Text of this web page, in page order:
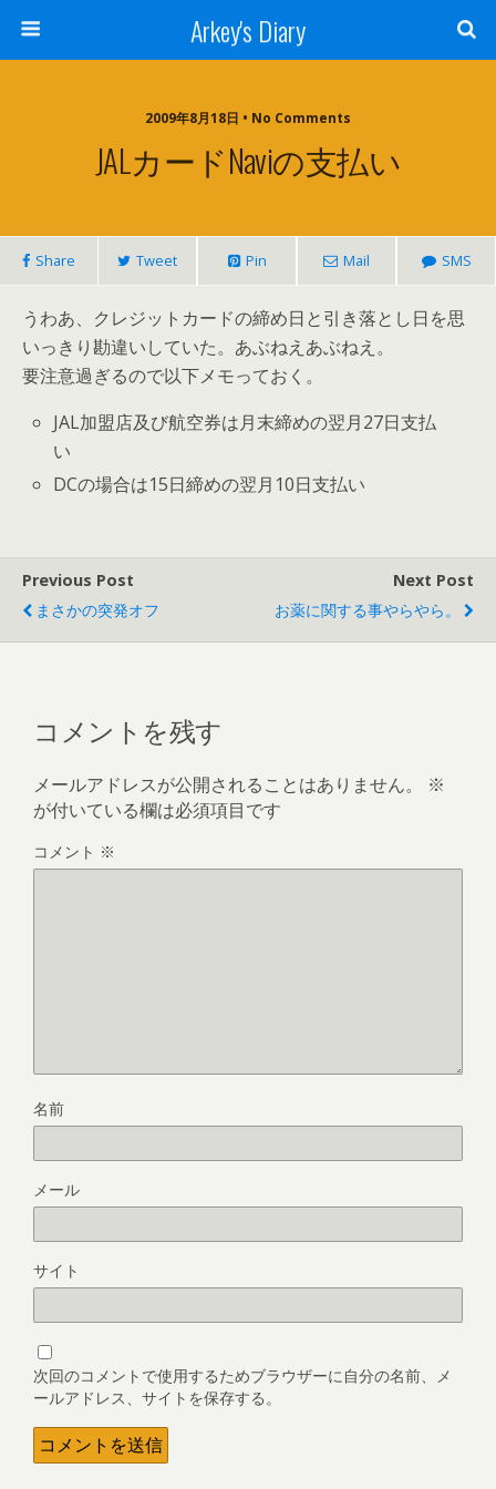
Arkey's Diary
2009年8月18日 • No Comments
JALカードnaviの支払い
Share Tweet Pin Mail SMS
うわあ、クレジットカードの締め日と引き落とし日を思
いっきり勘違いしていた。あぶねえあぶねえ。
要注意過ぎるので以下メモっておく。
JAL加盟店及び航空券は月末締めの翌月27日支払
い
DCの場合は15日締めの翌月10日支払い
Previous Post
まさかの突発オフ
Next Post
お薬に関する事やらやら。
コメントを残す
メールアドレスが公開されることはありません。
※
が付いている欄は必須項目です
コメント ※
名前
メール
サイト
次回のコメントで使用するためブラウザーに自分の名前、メ
ールアドレス、サイトを保存する。